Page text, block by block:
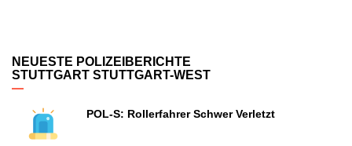
NEUESTE POLIZEIBERICHTE
STUTTGART STUTTGART-WEST
POL-S: Rollerfahrer Schwer Verletzt